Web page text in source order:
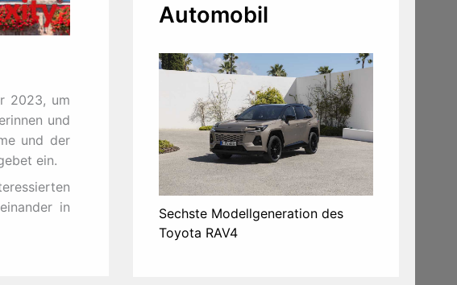
2023, um
und
und der
ein.
in
Automobil
Sechste Modellgeneration des
Toyota RAV4